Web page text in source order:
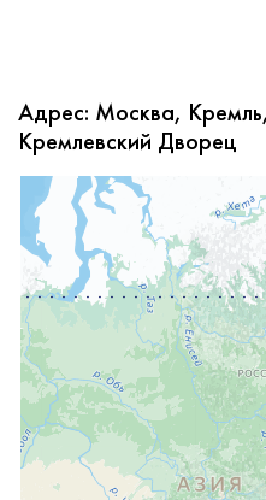
Адрес: Москва,
Кремлевский Дворец